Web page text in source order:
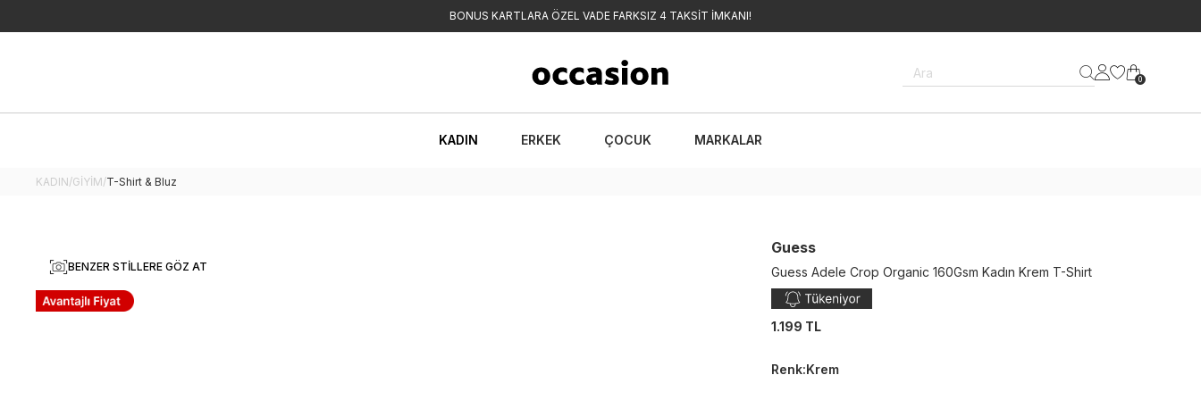
BONUS KARTLARA ÖZEL VADE FARKSIZ 4 TAKSİT İMKANI!
Ara 0
KADIN ERKEK ÇOCUK MARKALAR
KADIN/GİYİM/T-Shirt & Bluz
BENZER STILLERE GÖZ AT
Guess
Guess Adele Crop Organic 160Gsm Kadın Krem T-Shirt
1.199 TL
Renk:Krem